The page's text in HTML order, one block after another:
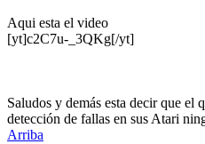
Aqui esta el video
[yt]c2C7u-_3QKg[/yt]
Saludos y demás esta decir que el
detección de fallas en sus Atari
Arriba